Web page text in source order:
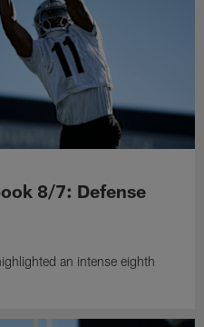
8/7: Defense
an intense eighth